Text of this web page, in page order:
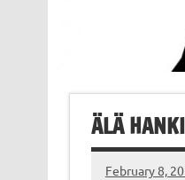
ÄLÄ
February 8,